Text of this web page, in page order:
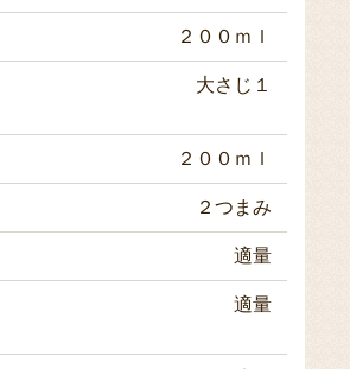
２００ｍｌ
大さじ１
２００ｍｌ
２つまみ
適量
適量